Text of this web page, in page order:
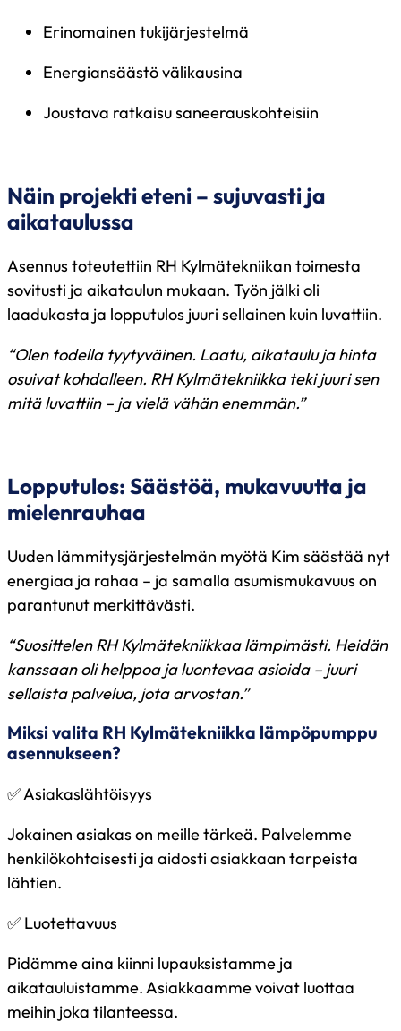
Erinomainen tukijärjestelmä
Energiansäästö välikausina
Joustava ratkaisu saneerauskohteisiin
Näin projekti eteni – sujuvasti ja
aikataulussa
Asennus toteutettiin RH Kylmätekniikan toimesta
sovitusti ja aikataulun mukaan. Työn jälki oli
laadukasta ja lopputulos juuri sellainen kuin luvattiin.
“Olen todella tyytyväinen. Laatu, aikataulu ja hinta
osuivat kohdalleen. RH Kylmätekniikka teki juuri sen
mitä luvattiin – ja vielä vähän enemmän.”
Lopputulos: Säästöä, mukavuutta ja
mielenrauhaa
Uuden lämmitysjärjestelmän myötä Kim säästää nyt
energiaa ja rahaa – ja samalla asumismukavuus on
parantunut merkittävästi.
“Suosittelen RH Kylmätekniikkaa lämpimästi. Heidän
kanssaan oli helppoa ja luontevaa asioida – juuri
sellaista palvelua, jota arvostan.”
Miksi valita RH Kylmätekniikka lämpöpumppu
asennukseen?
✅ Asiakaslähtöisyys
Jokainen asiakas on meille tärkeä. Palvelemme
henkilökohtaisesti ja aidosti asiakkaan tarpeista
lähtien.
✅ Luotettavuus
Pidämme aina kiinni lupauksistamme ja
aikatauluistamme. Asiakkaamme voivat luottaa
meihin joka tilanteessa.